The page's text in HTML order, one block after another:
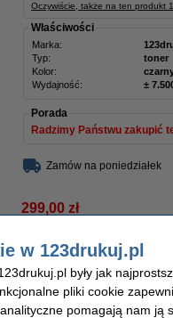
Oczywiście, także na ten produkt
Właściwości
Marka:
Typ:
toner
Kolor:
Wydajność:
±
Porada
Radzimy Państwu zakupić
Zamów na poniedziałek
299,00 zł
promocyjny HP 220X: HP
Opis
Kompletny zestaw tonerów
w 123drukuj.pl
były jak
pliki cookie
pomagają nam ją